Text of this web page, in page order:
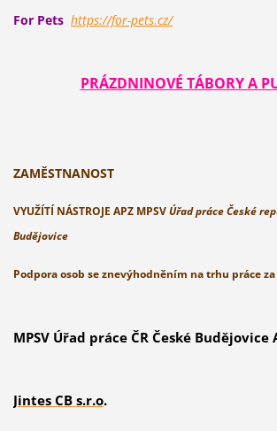
For Pets https://for-pets.cz/
PRÁZDNINOVÉ TÁBORY A
ZAMĚSTNANOST
VYUŽÍTÍ NÁSTROJE APZ MPSVÚřad práce České
Budějovice
Podpora osob se znevýhodněním na trhu práce
MPSV Úřad práce ČR České Budějovice
Jintes CB s.r.o.